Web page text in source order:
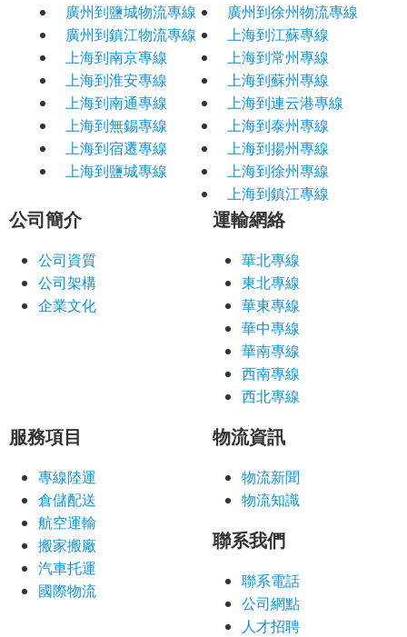
廣州到鹽城物流專線
廣州到徐州物流專線
廣州到鎮江物流專線
上海到江蘇專線
上海到南京專線
上海到常州專線
上海到淮安專線
上海到蘇州專線
上海到南通專線
上海到連云港專線
上海到無錫專線
上海到泰州專線
上海到宿遷專線
上海到揚州專線
上海到鹽城專線
上海到徐州專線
上海到鎮江專線
公司簡介
公司資質
公司架構
企業文化
運輸網絡
華北專線
東北專線
華東專線
華中專線
華南專線
西南專線
西北專線
服務項目
專線陸運
倉儲配送
航空運輸
搬家搬廠
汽車托運
國際物流
物流資訊
物流新聞
物流知識
聯系我們
聯系電話
公司網點
人才招聘